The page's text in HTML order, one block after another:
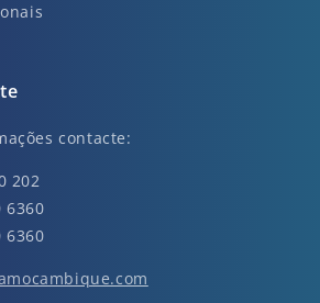
contacte:
202
6360
6360